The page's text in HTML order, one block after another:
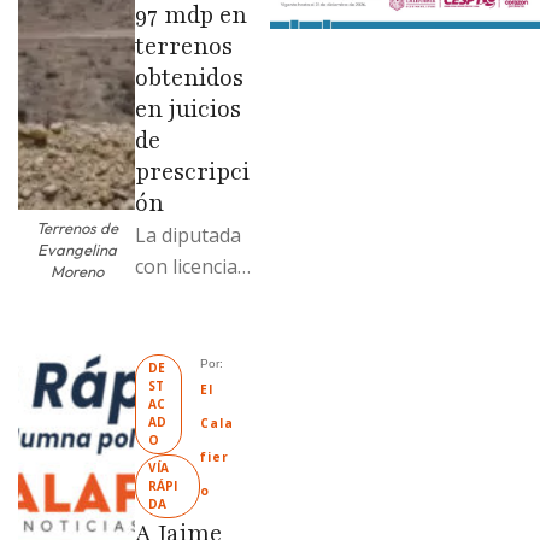
Terrenos de
Evangelina
Moreno
97 mdp en
terrenos
obtenidos
en juicios
de
prescripci
ón
La diputada
con licencia
antecedente
s de
prescripción
positiva; uno
fue
revendido
DE
ST
AC
AD
O
VÍA
RÁPI
DA
Por:
El
Cala
fier
o